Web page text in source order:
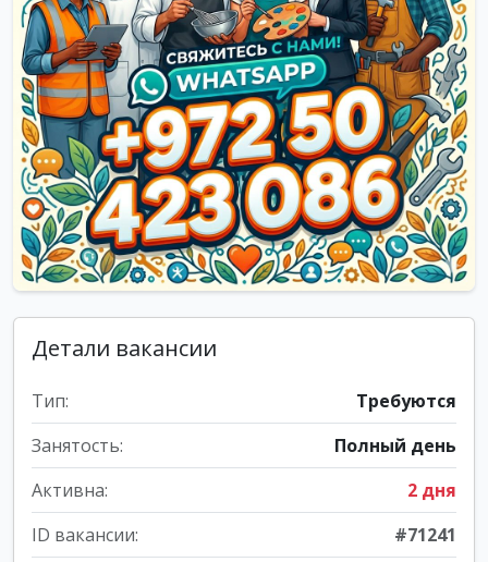
Детали вакансии
Тип:
Требуются
Занятость:
Полный день
Активна:
2 дня
ID вакансии:
#71241